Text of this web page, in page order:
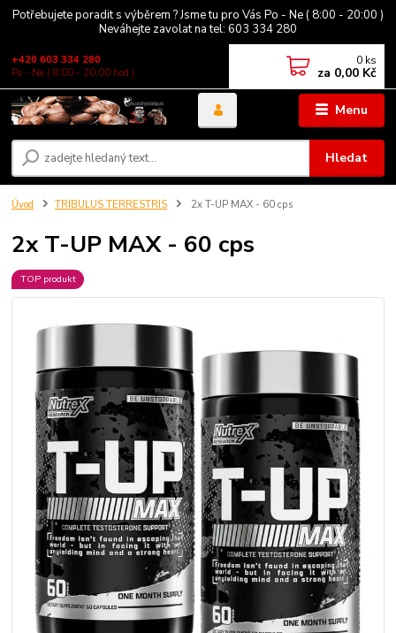
Potřebujete poradit s výběrem ? Jsme tu pro Vás Po - Ne ( 8:00 - 20:00 )
Neváhejte zavolat na tel: 603 334 280
Menu
Hledat
+420 603 334 280
Po - Ne ( 8:00 - 20:00 hod )
0 ks
za 0,00 Kč
Úvod TRIBULUS TERRESTRIS 2x T-UP MAX - 60 cps
2x T-UP MAX - 60 cps
TOP produkt